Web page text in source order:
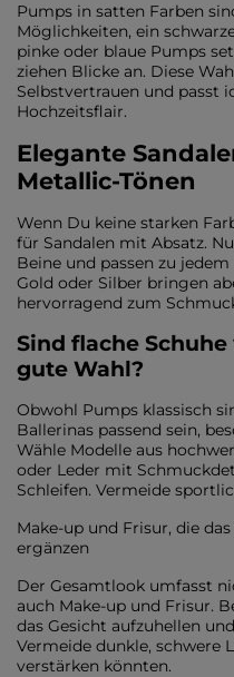
Pumps in satten Farben
Möglichkeiten, ein
pinke oder blaue Pumps
ziehen Blicke an. Diese
Selbstvertrauen und passt
Hochzeitsflair.
Elegante
Metallic-Tönen
Wenn Du keine starken
für Sandalen mit Absatz.
Beine und passen zu
Gold oder Silber bringen
hervorragend zum
Sind flache
gute Wahl?
Obwohl Pumps klassisch
Ballerinas passend sein,
Wähle Modelle aus
oder Leder mit
Schleifen. Vermeide
Make-up und Frisur, die
ergänzen
Der Gesamtlook umfasst
auch Make-up und Frisur.
das Gesicht aufzuhellen
Vermeide dunkle, schwere
verstärken könnten.